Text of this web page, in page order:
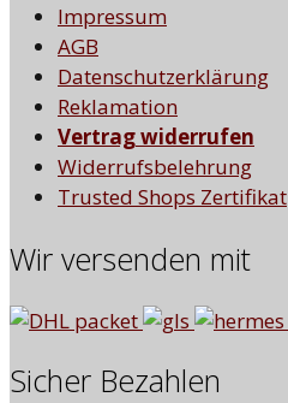
Impressum
AGB
Datenschutzerklärung
Reklamation
Vertrag widerrufen
Widerrufsbelehrung
Trusted Shops Zertifikat
Wir versenden mit
Sicher Bezahlen